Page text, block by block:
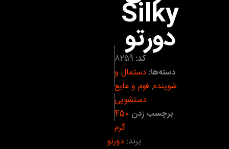
Silky
دورتو
کد: 8259
دسته‌ها: دستمال و
شوینده, فوم و مایع
دستشویی
برچسب زدن 450
گرم
برند: دورتو